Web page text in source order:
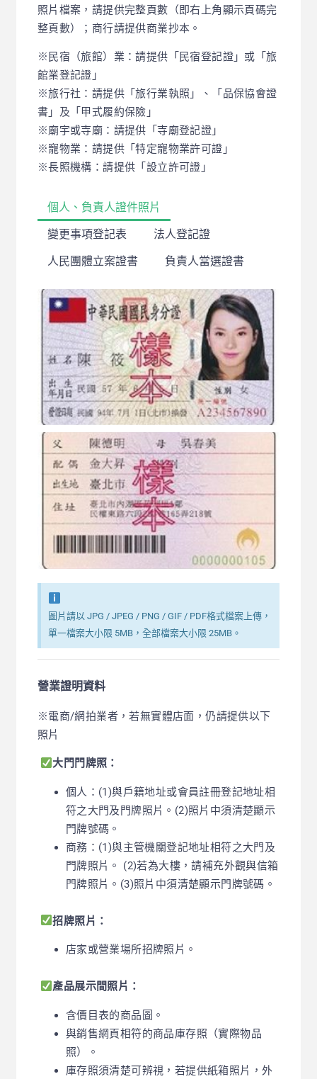
照片檔案，請提供完整頁數（即右上角顯示頁碼完
整頁數）；商行請提供商業抄本。
※民宿（旅館）業：請提供「民宿登記證」或「旅
館業登記證」
※旅行社：請提供「旅行業執照」、「品保協會證
書」及「甲式履約保險」
※廟宇或寺廟：請提供「寺廟登記證」
※寵物業：請提供「特定寵物業許可證」
※長照機構：請提供「設立許可證」
個人、負責人證件照片
變更事項登記表
法人登記證
人民團體立案證書
負責人當選證書
圖片請以 JPG / JPEG / PNG / GIF / PDF格式檔案上傳，
單一檔案大小限 5MB，全部檔案大小限 25MB。
營業證明資料
※電商/網拍業者，若無實體店面，仍請提供以下
照片
大門門牌照：
個人：(1)與戶籍地址或會員註冊登記地址相
符之大門及門牌照片。(2)照片中須清楚顯示
門牌號碼 。
商務：(1)與主管機關登記地址相符之大門及
門牌照片。 (2)若為大樓，請補充外觀與信箱
門牌照片。(3)照片中須清楚顯示門牌號碼 。
招牌照片：
店家或營業場所招牌照片。
產品展示間照片：
含價目表的商品圖 。
與銷售網頁相符的商品庫存照（實際物品
照）
。
庫存照須清楚可辨視，若提供紙箱照片，外